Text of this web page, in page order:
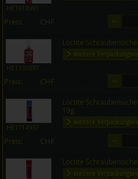
HE1918991
Preis: CHF
HE1335897
Loctite
weitere
Preis: CHF
HE1714937
Loctite
19g
weitere
Preis: CHF
Loctite
weitere